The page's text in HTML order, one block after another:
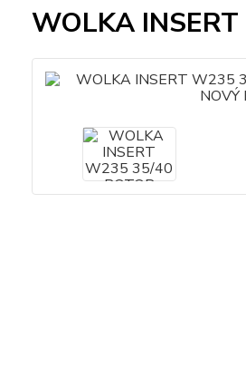
WOLKA